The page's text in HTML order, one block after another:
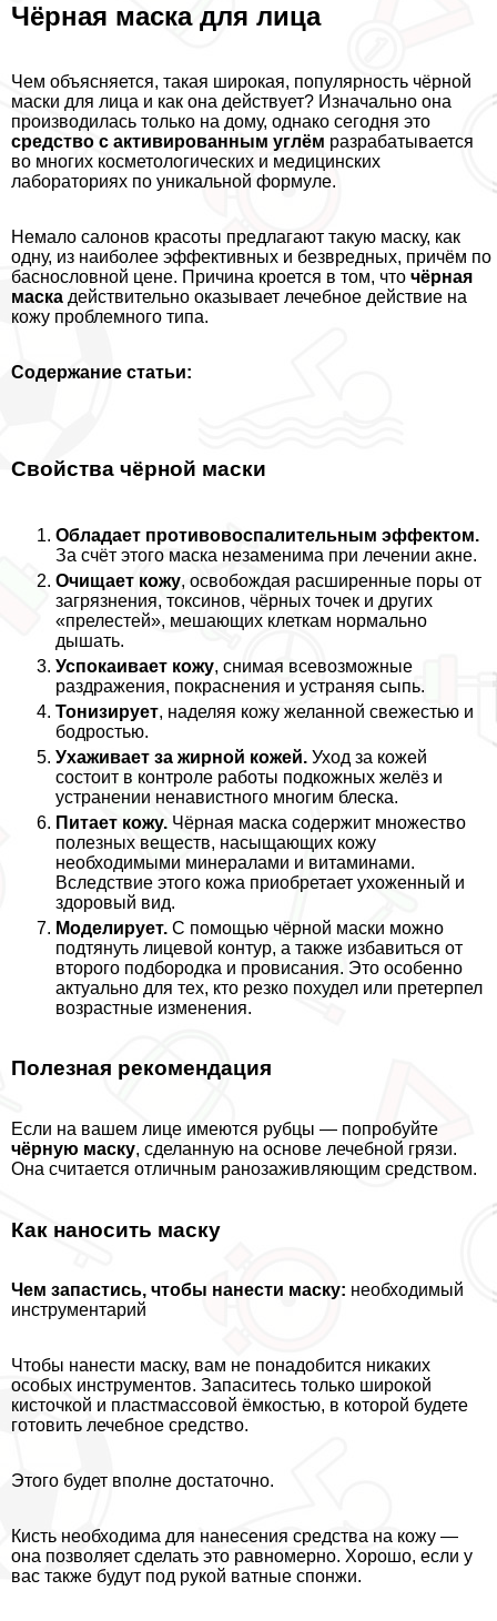
Чёрная маска для лица
Чем объясняется, такая широкая, популярность чёрной
маски для лица и как она действует? Изначально она
производилась только на дому, однако сегодня это
средство с активированным углём разpaбатывается
во многих косметологических и медицинских
лабораториях по уникальной формуле.
Немало салонов красоты предлагают такую маску, как
одну, из наиболее эффективных и безвредных, причём по
баснословной цене. Причина кроется в том, что чёрная
маска действительно оказывает лечебное действие на
кожу проблемного типа.
Содержание статьи:
Свойства чёрной маски
Обладает противовоспалительным эффектом.
За счёт этого маска незаменима при лечении акне.
Очищает кожу, освобождая расширенные поры от
загрязнения, токсинов, чёрных точек и других
«прелестей», мешающих клеткам нормально
дышать.
Успокаивает кожу, снимая всевозможные
раздражения, покраснения и устраняя сыпь.
Тонизирует, наделяя кожу желанной свежестью и
бодростью.
Ухаживает за жирной кожей. Уход за кожей
состоит в контроле работы подкожных желёз и
устранении ненавистного многим блеска.
Питает кожу. Чёрная маска содержит множество
полезных веществ, насыщающих кожу
необходимыми минералами и витаминами.
Вследствие этого кожа приобретает ухоженный и
здоровый вид.
Моделирует. С помощью чёрной маски можно
подтянуть лицевой контур, а также избавиться от
второго подбородка и провисания. Это особенно
актуально для тех, кто резко похудел или претерпел
возрастные изменения.
Полезная рекомендация
Если на вашем лице имеются рубцы — попробуйте
чёрную маску, сделанную на основе лечебной грязи.
Она считается отличным ранозаживляющим средством.
Как наносить маску
Чем запастись, чтобы нанести маску: необходимый
инструментарий
Чтобы нанести маску, вам не понадобится никаких
особых инструментов. Запаситесь только широкой
кисточкой и пластмассовой ёмкостью, в которой будете
готовить лечебное средство.
Этого будет вполне достаточно.
Кисть необходима для нанесения средства на кожу —
она позволяет сделать это равномерно. Хорошо, если у
вас также будут под рукой ватные спонжи.